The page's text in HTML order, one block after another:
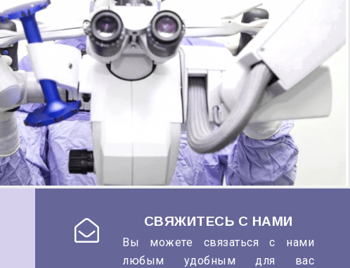
СВЯЖИТЕСЬ С НАМИ
Вы можете связаться с нами
любым удобным для вас